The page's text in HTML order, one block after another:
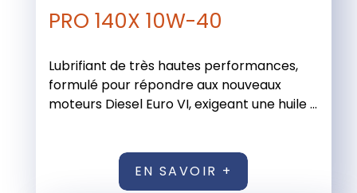
PRO 140X 10W-40
Lubrifiant de très hautes performances,
formulé pour répondre aux nouveaux
moteurs Diesel Euro VI, exigeant une huile ...
EN SAVOIR +